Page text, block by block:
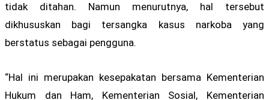
tidak ditahan. Namun menurutnya, hal tersebut
dikhususkan bagi tersangka kasus narkoba yang
berstatus sebagai pengguna.
“Hal ini merupakan kesepakatan bersama Kementerian
Hukum dan Ham, Kementerian Sosial, Kementerian